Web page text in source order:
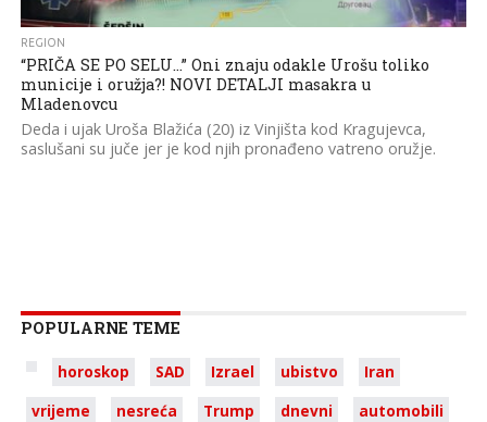
REGION
“PRIČA SE PO SELU…” Oni znaju odakle Urošu toliko
municije i oružja?! NOVI DETALJI masakra u
Mladenovcu
Deda i ujak Uroša Blažića (20) iz Vinjišta kod Kragujevca,
saslušani su juče jer je kod njih pronađeno vatreno oružje.
POPULARNE TEME
horoskop SAD Izrael ubistvo
Iran
vrijeme
nesreća Trump dnevni
automobili